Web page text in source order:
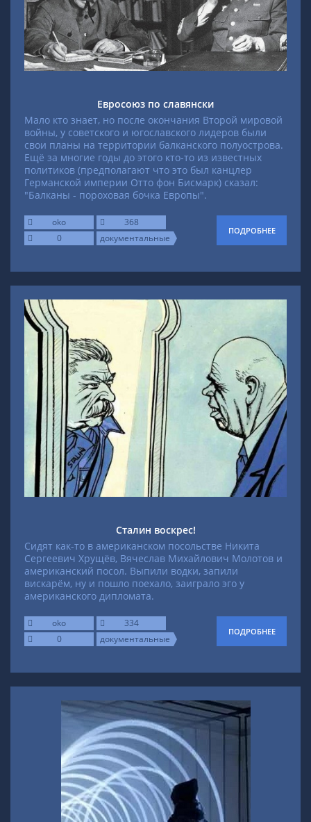
Евросоюз по славянски
Мало кто знает, но после окончания Второй мировой
войны, у советского и югославского лидеров были
свои планы на территории балканского полуострова.
Ещё за многие годы до этого кто-то из известных
политиков (предполагают что это был канцлер
Германской империи Отто фон Бисмарк) сказал:
"Балканы - пороховая бочка Европы".
oko
368
0
документальные
ПОДРОБНЕЕ
Сталин воскрес!
Сидят как-то в американском посольстве Никита
Сергеевич Хрущёв, Вячеслав Михайлович Молотов и
американский посол. Выпили водки, запили
вискарём, ну и пошло поехало, заиграло эго у
американского дипломата.
oko
334
0
документальные
ПОДРОБНЕЕ